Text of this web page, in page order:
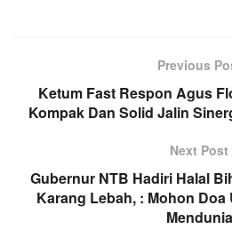
Previous
Ketum Fast Respon Agus
Kompak Dan Solid Jalin
Next Post
Gubernur NTB Hadiri Halal
Karang Lebah, : Mohon
Mendunia